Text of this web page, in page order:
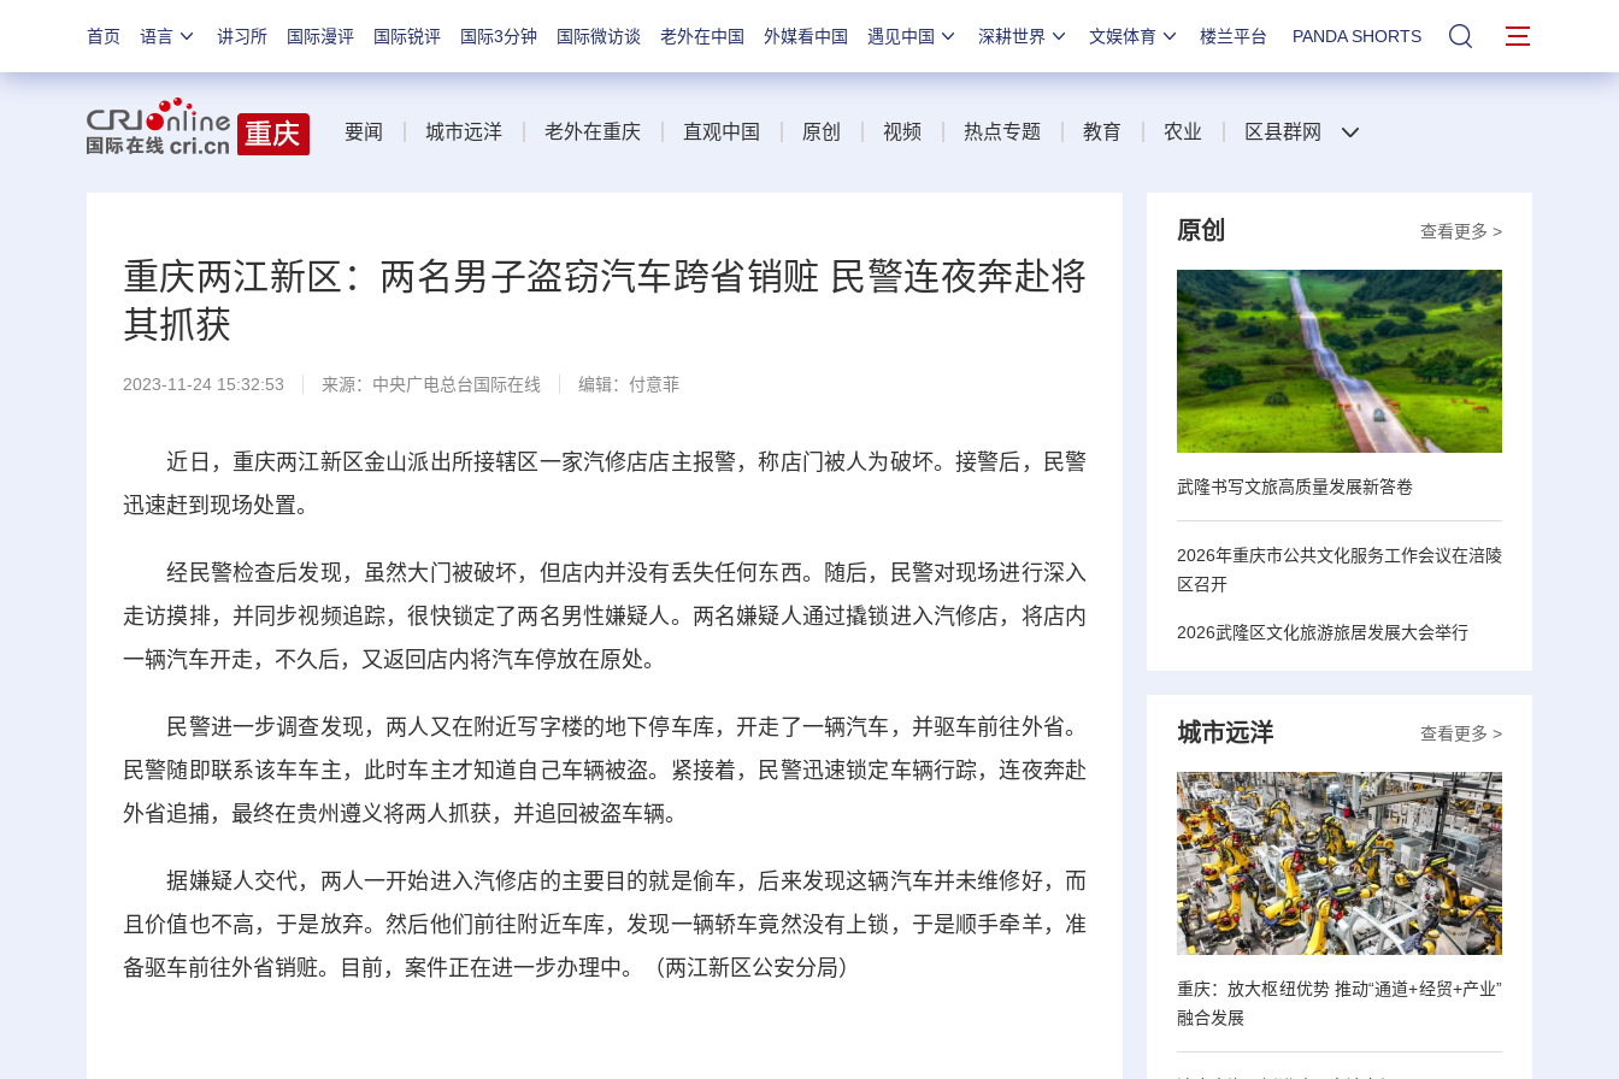
首页 语言 讲习所 国际漫评 国际锐评 国际3分钟 国际微访谈 老外在中国 外媒看中国 遇见中国 深耕世界 文娱体育 楼兰平台 PANDA SHORTS 站内搜索
要闻 城市远洋 老外在重庆 直观中国 原创 视频 热点专题 教育 农业 区县群网
重庆两江新区：两名男子盗窃汽车跨省销赃 民警连夜奔赴将
其抓获
2023-11-24 15:32:53 来源：中央广电总台国际在线 编辑：付意菲
近日，重庆两江新区金山派出所接辖区一家汽修店店主报警，称店门被人为破坏。接警后，民警
迅速赶到现场处置。
经民警检查后发现，虽然大门被破坏，但店内并没有丢失任何东西。随后，民警对现场进行深入
走访摸排，并同步视频追踪，很快锁定了两名男性嫌疑人。两名嫌疑人通过撬锁进入汽修店，将店内
一辆汽车开走，不久后，又返回店内将汽车停放在原处。
民警进一步调查发现，两人又在附近写字楼的地下停车库，开走了一辆汽车，并驱车前往外省。
民警随即联系该车车主，此时车主才知道自己车辆被盗。紧接着，民警迅速锁定车辆行踪，连夜奔赴
外省追捕，最终在贵州遵义将两人抓获，并追回被盗车辆。
据嫌疑人交代，两人一开始进入汽修店的主要目的就是偷车，后来发现这辆汽车并未维修好，而
且价值也不高，于是放弃。然后他们前往附近车库，发现一辆轿车竟然没有上锁，于是顺手牵羊，准
备驱车前往外省销赃。目前，案件正在进一步办理中。（两江新区公安分局）
查看更多 >
原创
武隆书写文旅高质量发展新答卷
2026年重庆市公共文化服务工作会议在涪陵
区召开
2026武隆区文化旅游旅居发展大会举行
查看更多 >
城市远洋
重庆：放大枢纽优势 推动“通道+经贸+产业”
融合发展